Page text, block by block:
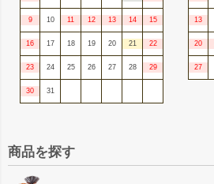
9 10 11 12 13 14 15
16 17 18 19 20 21 22
23 24 25 26 27 28 29
30 31
13
20
27
商品を探す